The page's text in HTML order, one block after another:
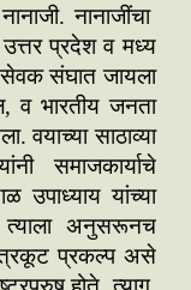
नानाजींचा
उत्तर प्रदेश व मध्य
संघात जायला
व भारतीय जनता
वयाच्या साठाव्या
समाजकार्याचे
उपाध्याय यांच्या
व त्याला अनुसरूनच
प्रकल्प असे